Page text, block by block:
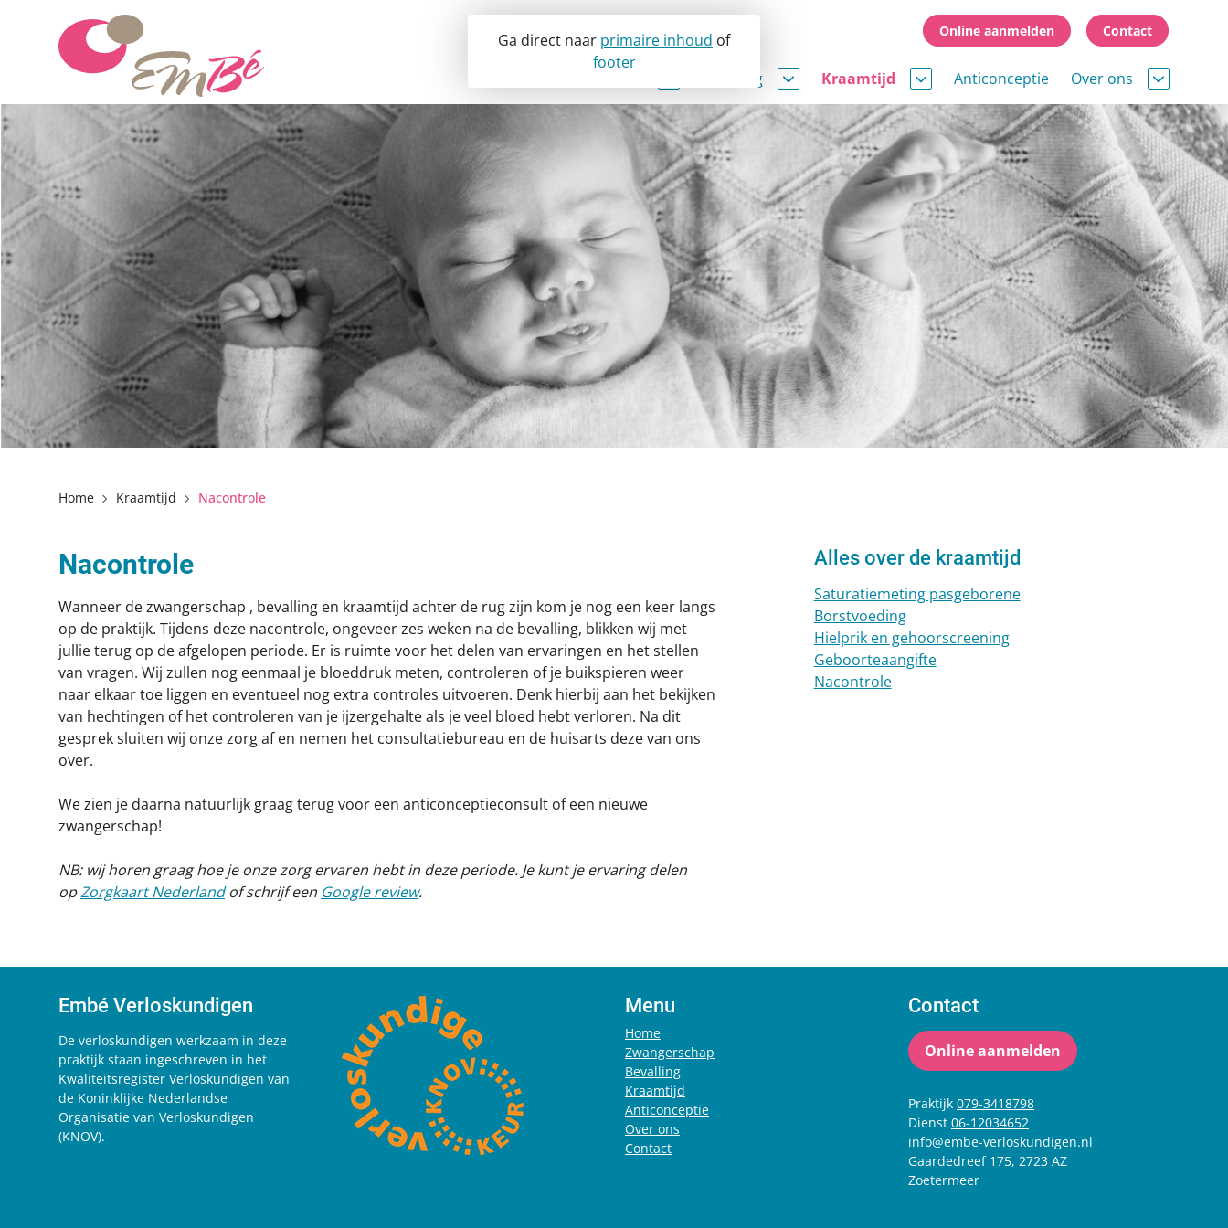
Ga direct naar primaire inhoud of
footer
Online aanmelden Contact
Vervolgafspraken
Echo's
Centering pregnancy
Prenatale screening
Hartjesspreekuur
Stuitligging
Wat te regelen
Bevalling
Voorbereiding
Plaats van bevallen
Pijnstilling
Kraamtijd
Saturatiemeting pasgeborene
Borstvoeding
Hielprik en gehoorscreening
Geboorteaangifte
Nacontrole
Littekenbehandeling keizersnede
Anticonceptie Over ons
Wie zijn wij
Wat kun je verwachten
Routebeschrijving
Samenwerking
Nieuws
Agenda
Home Kraamtijd Nacontrole
Nacontrole
Wanneer de zwangerschap , bevalling en kraamtijd achter de rug zijn kom je nog een keer langs
op de praktijk. Tijdens deze nacontrole, ongeveer zes weken na de bevalling, blikken wij met
jullie terug op de afgelopen periode. Er is ruimte voor het delen van ervaringen en het stellen
van vragen. Wij zullen nog eenmaal je bloeddruk meten, controleren of je buikspieren weer
naar elkaar toe liggen en eventueel nog extra controles uitvoeren. Denk hierbij aan het bekijken
van hechtingen of het controleren van je ijzergehalte als je veel bloed hebt verloren. Na dit
gesprek sluiten wij onze zorg af en nemen het consultatiebureau en de huisarts deze van ons
over.
We zien je daarna natuurlijk graag terug voor een anticonceptieconsult of een nieuwe
zwangerschap!
NB: wij horen graag hoe je onze zorg ervaren hebt in deze periode. Je kunt je ervaring delen
opZorgkaart Nederlandof schrijf een Google review.
Alles over de kraamtijd
Saturatiemeting pasgeborene
Borstvoeding
Hielprik en gehoorscreening
Geboorteaangifte
Nacontrole
Embé Verloskundigen
De verloskundigen werkzaam in deze
praktijk staan ingeschreven in het
Kwaliteitsregister Verloskundigen van
de Koninklijke Nederlandse
Organisatie van Verloskundigen
(KNOV).
Menu
Home
Zwangerschap
Bevalling
Kraamtijd
Anticonceptie
Over ons
Contact
Contact
Online aanmelden
Praktijk 079-3418798
Dienst 06-12034652
info@embe-verloskundigen.nl
Gaardedreef 175, 2723 AZ
Zoetermeer